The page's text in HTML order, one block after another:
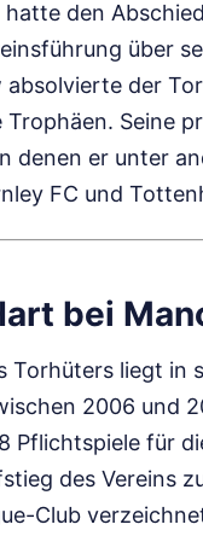
den
über
der
Seine
denen er unter
FC und
bei
liegt in
2006 und
Pflichtspiele für
des Vereins
Club